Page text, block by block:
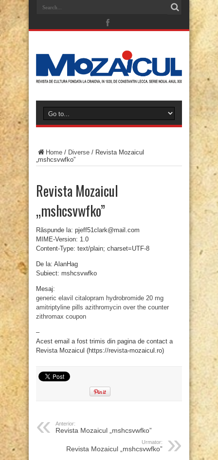
Home / Diverse / Revista Mozaicul
„mshcsvwfko”
Revista Mozaicul
„mshcsvwfko”
Răspunde la: pjeff51clark@mail.com
MIME-Version: 1.0
Content-Type: text/plain; charset=UTF-8
De la: AlanHag
Subiect: mshcsvwfko
Mesaj:
generic elavil citalopram hydrobromide 20 mg
amitriptyline pills azithromycin over the counter
zithromax coupon
–
Acest email a fost trimis din pagina de contact a
Revista Mozaicul (https://revista-mozaicul.ro)
Anterior:
Revista Mozaicul „mshcsvwfko”
Urmator:
Revista Mozaicul „mshcsvwfko”